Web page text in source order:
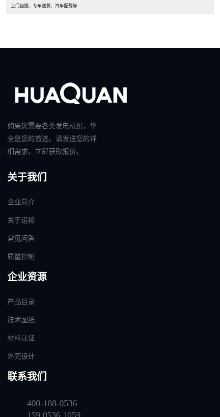
上门自提、专车送货、汽车配载等
如果您需要各类发电机组，华
全是您的首选。请发送您的详
细需求，立即获取报价。
关于我们
企业简介
关于运输
常见问答
质量控制
企业资源
产品目录
技术图纸
材料认证
外壳设计
联系我们
400-188-0536
159 0536 1059